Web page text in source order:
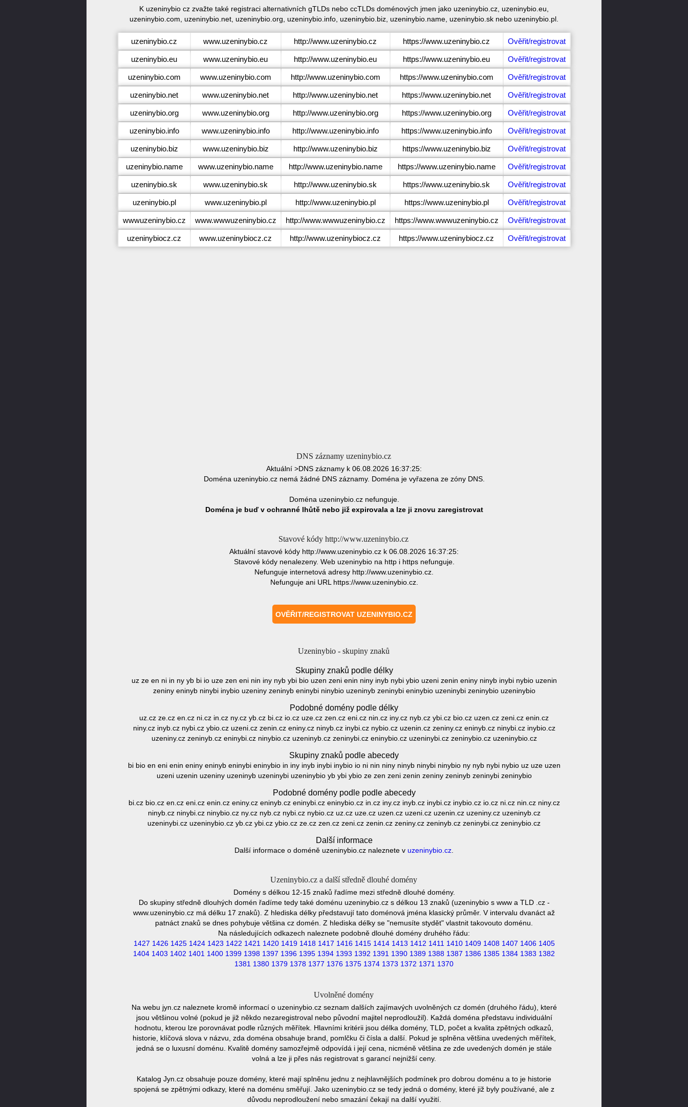
K uzeninybio cz zvažte také registraci alternativních gTLDs nebo ccTLDs doménových jmen jako uzeninybio.cz, uzeninybio.eu,
uzeninybio.com, uzeninybio.net, uzeninybio.org, uzeninybio.info, uzeninybio.biz, uzeninybio.name, uzeninybio.sk nebo uzeninybio.pl.
uzeninybio.cz www.uzeninybio.cz http://www.uzeninybio.cz https://www.uzeninybio.cz Ověřit/registrovat
uzeninybio.eu www.uzeninybio.eu http://www.uzeninybio.eu https://www.uzeninybio.eu Ověřit/registrovat
uzeninybio.com www.uzeninybio.com http://www.uzeninybio.com https://www.uzeninybio.com Ověřit/registrovat
uzeninybio.net www.uzeninybio.net http://www.uzeninybio.net https://www.uzeninybio.net Ověřit/registrovat
uzeninybio.org www.uzeninybio.org http://www.uzeninybio.org https://www.uzeninybio.org Ověřit/registrovat
uzeninybio.info www.uzeninybio.info http://www.uzeninybio.info https://www.uzeninybio.info Ověřit/registrovat
uzeninybio.biz www.uzeninybio.biz http://www.uzeninybio.biz https://www.uzeninybio.biz Ověřit/registrovat
uzeninybio.name www.uzeninybio.name http://www.uzeninybio.name https://www.uzeninybio.name Ověřit/registrovat
uzeninybio.sk www.uzeninybio.sk http://www.uzeninybio.sk https://www.uzeninybio.sk Ověřit/registrovat
uzeninybio.pl www.uzeninybio.pl http://www.uzeninybio.pl https://www.uzeninybio.pl Ověřit/registrovat
wwwuzeninybio.cz www.wwwuzeninybio.cz http://www.wwwuzeninybio.cz https://www.wwwuzeninybio.cz Ověřit/registrovat
uzeninybiocz.cz www.uzeninybiocz.cz http://www.uzeninybiocz.cz https://www.uzeninybiocz.cz Ověřit/registrovat
DNS záznamy uzeninybio.cz
Aktuální >DNS záznamy k 06.08.2026 16:37:25:
Doména uzeninybio.cz nemá žádné DNS záznamy. Doména je vyřazena ze zóny DNS.
Doména uzeninybio.cz nefunguje.
Doména je buď v ochranné lhůtě nebo již expirovala a lze ji znovu zaregistrovat
Stavové kódy http://www.uzeninybio.cz
Aktuální stavové kódy http://www.uzeninybio.cz k 06.08.2026 16:37:25:
Stavové kódy nenalezeny. Web uzeninybio na http i https nefunguje.
Nefunguje internetová adresy http://www.uzeninybio.cz.
Nefunguje ani URL https://www.uzeninybio.cz.
Uzeninybio - skupiny znaků
Skupiny znaků podle délky
uz ze en ni in ny yb bi io uze zen eni nin iny nyb ybi bio uzen zeni enin niny inyb nybi ybio uzeni zenin eniny ninyb inybi nybio uzenin
zeniny eninyb ninybi inybio uzeniny zeninyb eninybi ninybio uzeninyb zeninybi eninybio uzeninybi zeninybio uzeninybio
Podobné domény podle délky
uz.cz ze.cz en.cz ni.cz in.cz ny.cz yb.cz bi.cz io.cz uze.cz zen.cz eni.cz nin.cz iny.cz nyb.cz ybi.cz bio.cz uzen.cz zeni.cz enin.cz
niny.cz inyb.cz nybi.cz ybio.cz uzeni.cz zenin.cz eniny.cz ninyb.cz inybi.cz nybio.cz uzenin.cz zeniny.cz eninyb.cz ninybi.cz inybio.cz
uzeniny.cz zeninyb.cz eninybi.cz ninybio.cz uzeninyb.cz zeninybi.cz eninybio.cz uzeninybi.cz zeninybio.cz uzeninybio.cz
Skupiny znaků podle abecedy
bi bio en eni enin eniny eninyb eninybi eninybio in iny inyb inybi inybio io ni nin niny ninyb ninybi ninybio ny nyb nybi nybio uz uze uzen
uzeni uzenin uzeniny uzeninyb uzeninybi uzeninybio yb ybi ybio ze zen zeni zenin zeniny zeninyb zeninybi zeninybio
Podobné domény podle podle abecedy
bi.cz bio.cz en.cz eni.cz enin.cz eniny.cz eninyb.cz eninybi.cz eninybio.cz in.cz iny.cz inyb.cz inybi.cz inybio.cz io.cz ni.cz nin.cz niny.cz
ninyb.cz ninybi.cz ninybio.cz ny.cz nyb.cz nybi.cz nybio.cz uz.cz uze.cz uzen.cz uzeni.cz uzenin.cz uzeniny.cz uzeninyb.cz
uzeninybi.cz uzeninybio.cz yb.cz ybi.cz ybio.cz ze.cz zen.cz zeni.cz zenin.cz zeniny.cz zeninyb.cz zeninybi.cz zeninybio.cz
Další informace
Další informace o doméně uzeninybio.cz naleznete v uzeninybio.cz
Uzeninybio.cz a další středně dlouhé domény
Domény s délkou 12-15 znaků řadíme mezi středně dlouhé domény.
Do skupiny středně dlouhých domén řadíme tedy také doménu uzeninybio.cz s délkou 13 znaků (uzeninybio s www a TLD .cz -
www.uzeninybio.cz má délku 17 znaků). Z hlediska délky představují tato doménová jména klasický průměr. V intervalu dvanáct až
patnáct znaků se dnes pohybuje většina cz domén. Z hlediska délky se "nemusíte stydět" vlastnit takovouto doménu.
Na následujících odkazech naleznete podobně dlouhé domény druhého řádu:
1427 1426 1425 1424 1423 1422 1421 1420 1419 1418 1417 1416 1415 1414 1413 1412 1411 1410 1409 1408 1407 1406 1405
1404 1403 1402 1401 1400 1399 1398 1397 1396 1395 1394 1393 1392 1391 1390 1389 1388 1387 1386 1385 1384 1383 1382
1381 1380 1379 1378 1377 1376 1375 1374 1373 1372 1371 1370
Uvolněné domény
Na webu jyn.cz naleznete kromě informací o uzeninybio.cz seznam dalších zajímavých uvolněných cz domén (druhého řádu), které
jsou většinou volné (pokud je již někdo nezaregistroval nebo původní majitel neprodloužil). Každá doména představu individuální
hodnotu, kterou lze porovnávat podle různých měřítek. Hlavními kritérii jsou délka domény, TLD, počet a kvalita zpětných odkazů,
historie, klíčová slova v názvu, zda doména obsahuje brand, pomlčku či čísla a další. Pokud je splněna většina uvedených měřítek,
jedná se o luxusní doménu. Kvalitě domény samozřejmě odpovídá i její cena, nicméně většina ze zde uvedených domén je stále
volná a lze ji přes nás registrovat s garancí nejnižší ceny.
Katalog Jyn.cz obsahuje pouze domény, které mají splněnu jednu z nejhlavnějších podmínek pro dobrou doménu a to je historie
spojená se zpětnými odkazy, které na doménu směřují. Jako uzeninybio.cz se tedy jedná o domény, které již byly používané, ale z
důvodu neprodloužení nebo smazání čekají na další využití.